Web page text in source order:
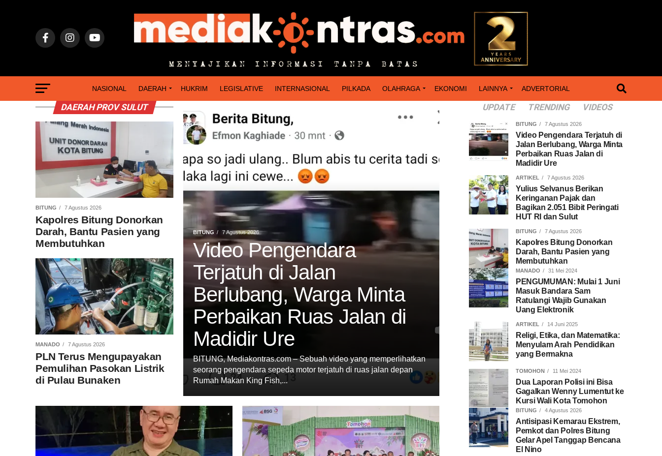
NASIONAL DAERAH HUKRIM LEGISLATIVE INTERNASIONAL PILKADA OLAHRAGA EKONOMI LAINNYA ADVERTORIAL
BITUNG 7 Agustus 2026
Video Pengendara
Terjatuh di Jalan
Berlubang, Warga Minta
Perbaikan Ruas Jalan di
Madidir Ure
BITUNG, Mediakontras.com – Sebuah video yang memperlihatkan
seorang pengendara sepeda motor terjatuh di ruas jalan depan
Rumah Makan King Fish,...
DAERAH PROV SULUT
BITUNG 7 Agustus 2026
Kapolres Bitung Donorkan
Darah, Bantu Pasien yang
Membutuhkan
MANADO 7 Agustus 2026
PLN Terus Mengupayakan
Pemulihan Pasokan Listrik
di Pulau Bunaken
UPDATE TRENDING VIDEOS
BITUNG 7 Agustus 2026
Video Pengendara Terjatuh di
Jalan Berlubang, Warga Minta
Perbaikan Ruas Jalan di
Madidir Ure
ARTIKEL 7 Agustus 2026
Yulius Selvanus Berikan
Keringanan Pajak dan
Bagikan 2.051 Bibit Peringati
HUT RI dan Sulut
BITUNG 7 Agustus 2026
Kapolres Bitung Donorkan
Darah, Bantu Pasien yang
Membutuhkan
MANADO 31 Mei 2024
PENGUMUMAN: Mulai 1 Juni
Masuk Bandara Sam
Ratulangi Wajib Gunakan
Uang Elektronik
ARTIKEL 14 Juni 2025
Religi, Etika, dan Matematika:
Menyulam Arah Pendidikan
yang Bermakna
TOMOHON 11 Mei 2024
Dua Laporan Polisi ini Bisa
Gagalkan Wenny Lumentut ke
Kursi Wali Kota Tomohon
BITUNG 4 Agustus 2026
Antisipasi Kemarau Ekstrem,
Pemkot dan Polres Bitung
Gelar Apel Tanggap Bencana
El Nino